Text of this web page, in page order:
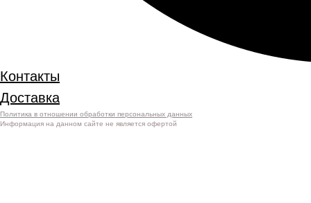
Контакты
Доставка
Политика в отношении обработки персональных данных
Информация на данном сайте не является офертой